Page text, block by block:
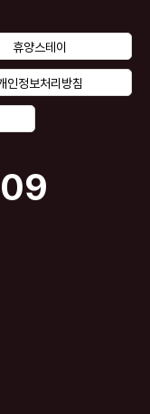
휴양스테이
인정보처리방침